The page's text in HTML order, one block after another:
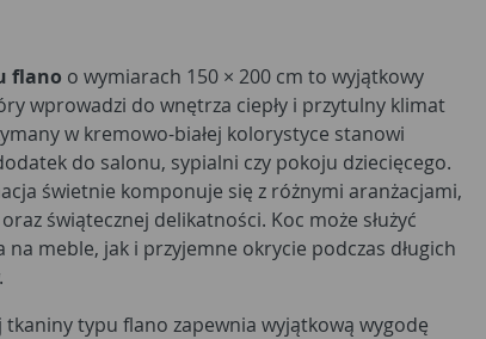
flano o wymiarach 150 × 200 cm to wyjątkowy
wprowadzi do wnętrza ciepły i przytulny klimat
w kremowo-białej kolorystyce stanowi
do salonu, sypialni czy pokoju dziecięcego.
świetnie komponuje się z różnymi aranżacjami,
świątecznej delikatności. Koc może służyć
meble, jak i przyjemne okrycie podczas długich
tkaniny typu flano zapewnia wyjątkową wygodę